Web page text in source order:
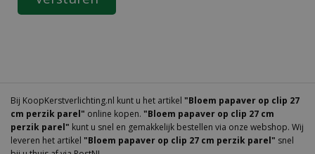
Bij KoopKerstverlichting.nl kunt u het artikel "Bloem papaver op clip 27
cm perzik parel" online kopen. "Bloem papaver op clip 27 cm
perzik parel" kunt u snel en gemakkelijk bestellen via onze webshop. Wij
leveren het artikel "Bloem papaver op clip 27 cm perzik parel" snel